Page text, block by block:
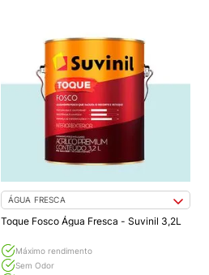
ÁGUA FRESCA
Toque Fosco Água Fresca - Suvinil 3,2L
Máximo rendimento
Sem Odor